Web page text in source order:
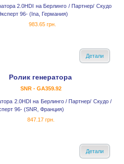
2.0HDI на Берлинго / Партнер/ Скудо
96- (Ina, Германия)
983.65 грн.
Детали
Ролик генератора
SNR - GA359.92
2.0HDI на Берлинго / Партнер/ Скудо /
96- (SNR, Франция)
847.17 грн.
Детали